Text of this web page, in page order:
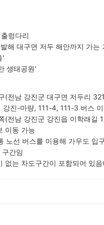
렁다리
해 대구면 저두 해안까지 가는
'
생태공원'
(전남 강진군 대구면 저두리
강진-마량, 111-4, 111-3 버스
(전남 강진군 강진읍 이학래길
이동 가능
노선 버스를 이용해 가우도 입
간임
없는 차도구간이 포함되어 있